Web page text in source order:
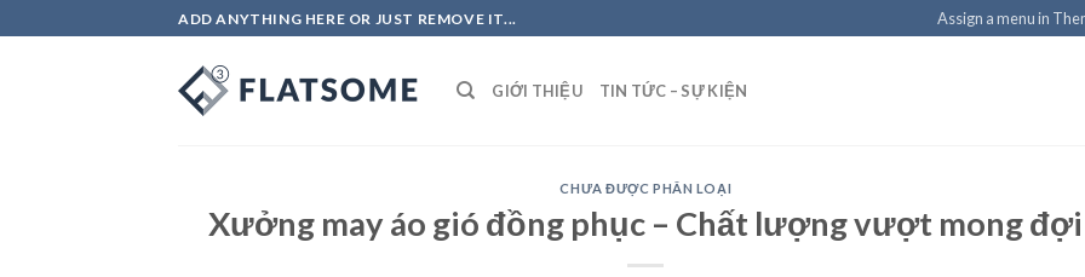
to
ADD ANYTHING HERE OR JUST REMOVE IT... Assign a menu in
GIỚI THIỆU TIN TỨC – SỰ KIỆN
CHƯA ĐƯỢC PHÂN LOẠI
Xưởng may áo gió đồng phục – Chất lượng vượt mong đợi